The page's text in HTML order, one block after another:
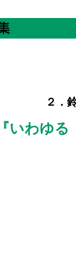
２．
いわゆる